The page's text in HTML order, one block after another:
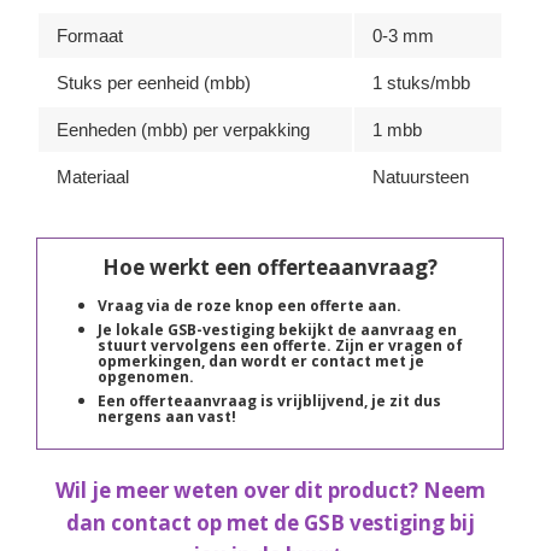
Formaat 0-3 mm
Stuks per eenheid (mbb) 1 stuks/mbb
Eenheden (mbb) per verpakking 1 mbb
Materiaal Natuursteen
Hoe werkt een offerteaanvraag?
Vraag via de roze knop een offerte aan.
Je lokale GSB-vestiging bekijkt de aanvraag en
stuurt vervolgens een offerte. Zijn er vragen of
opmerkingen, dan wordt er contact met je
opgenomen.
Een offerteaanvraag is vrijblijvend, je zit dus
nergens aan vast!
Wil je meer weten over dit product? Neem
dan contact op met de GSB vestiging bij